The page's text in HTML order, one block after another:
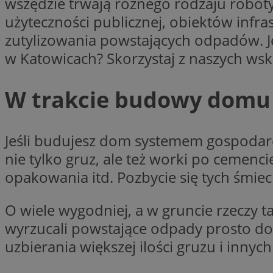
użyteczności publicznej, obiektów
zutylizowania powstających odpadów.
w Katowicach? Skorzystaj z naszych
W trakcie budowy domu
Jeśli budujesz dom systemem
nie tylko gruz, ale też worki po
opakowania itd. Pozbycie się tych
O wiele wygodniej, a w gruncie rzeczy
wyrzucali powstające odpady prosto
uzbierania większej ilości gruzu i
Nazwa
_ga_QJYQY75XFT
_clsk
_clck
Nazwa
MUID
Nazwa
google_push
Nazwa
mlcwc
__Secure-YNID